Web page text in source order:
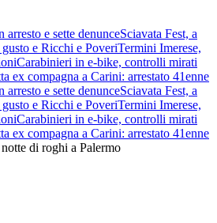
e sette denunceSciavata Fest, a
e Ricchi e PoveriTermini Imerese,
Carabinieri in e-bike, controlli mirati
ex compagna a Carini: arrestato 41enne
e sette denunceSciavata Fest, a
e Ricchi e PoveriTermini Imerese,
Carabinieri in e-bike, controlli mirati
ex compagna a Carini: arrestato 41enne
notte di roghi a Palermo